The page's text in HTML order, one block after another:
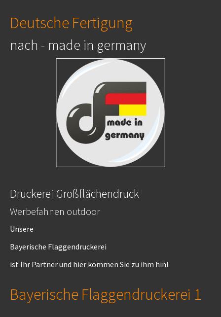
Deutsche Fertigung
nach - made in germany
Druckerei Großflächendruck
Werbefahnen outdoor
Unsere
Bayerische Flaggendruckerei
ist Ihr Partner und hier kommen Sie zu ihm hin!
Bayerische Flaggendruckerei 1